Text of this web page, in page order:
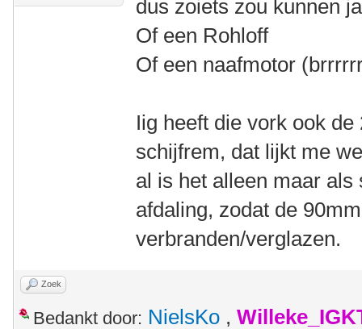
dus zoiets zou kunnen
Of een Rohloff
Of een naafmotor
Iig heeft die vork ook
schijfrem, dat lijkt me
al is het alleen maar
afdaling, zodat de
verbranden/verglazen.
Zoek
Bedankt door: NielsKo ,